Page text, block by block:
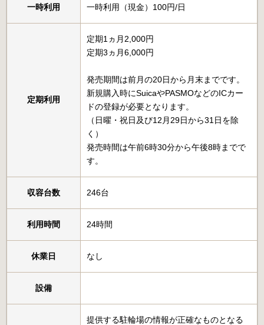
一時利用 一時利用（現金）100円/日
定期利用
定期1ヵ月2,000円
定期3ヵ月6,000円
発売期間は前月の20日から月末までです。
新規購入時にSuicaやPASMOなどのICカー
ドの登録が必要となります。
（日曜・祝日及び12月29日から31日を除
く）
発売時間は午前6時30分から午後8時までで
す。
収容台数 246台
利用時間 24時間
休業日 なし
設備
提供する駐輪場の情報が正確なものとなる